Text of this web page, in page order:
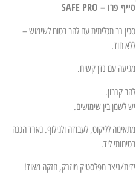
סייף פרו – SAFE PRO
סכין רב תכליתית עם להב בטוח לשימוש –
ללא חוד.
מגיעה עם נדן קשיח.
להב קרבון.
יש לשמן בין שימושים.
מתאימה לליקוט, לעבודה ולגילוף. גארד הגנה
בטיחותי ליד.
ידית/ניצב מפלסטיק מוזרק, חזקה מאוד!